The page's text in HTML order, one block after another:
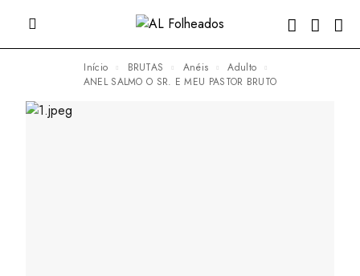
Início BRUTAS Anéis
Adulto
ANEL SALMO O SR. E MEU PASTOR BRUTO